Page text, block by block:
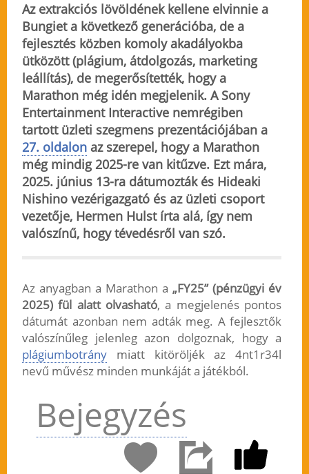
Az extrakciós lövöldének kellene elvinnie a
Bungiet a következő generációba, de a
fejlesztés közben komoly akadályokba
ütközött (plágium, átdolgozás, marketing
leállítás), de megerősítették, hogy a
Marathon még idén megjelenik. A Sony
Entertainment Interactive nemrégiben
tartott üzleti szegmens prezentációjában a
27. oldalonaz szerepel, hogy a Marathon
még mindig 2025-re van kitűzve. Ezt mára,
2025. június 13-ra dátumozták és Hideaki
Nishino vezérigazgató és az üzleti csoport
vezetője, Hermen Hulst írta alá, így nem
valószínű, hogy tévedésről van szó.
Az anyagban a Marathon a„FY25” (pénzügyi év
2025) fül alatt olvasható, a megjelenés pontos
dátumát azonban nem adták meg. A fejlesztők
valószínűleg jelenleg azon dolgoznak, hogy a
plágiumbotránymiatt kitöröljék az 4nt1r34l
nevű művész minden munkáját a játékból.
Bejegyzés